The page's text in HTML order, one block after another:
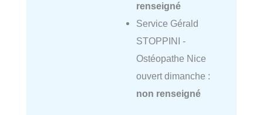
renseigné
Service Gérald
STOPPINI -
Ostéopathe Nice
ouvert dimanche :
non renseigné